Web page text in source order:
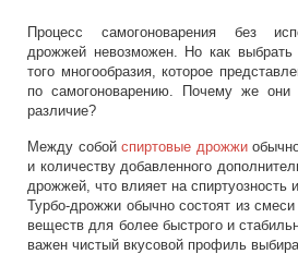
Процесс самогоноварения без
дрожжей невозможен. Но как
того многообразия, которое
по самогоноварению. Почему же
различие?
Между собойспиртовые дрожжи
и количеству добавленного
дрожжей, что влияет на спиртуозность
Турбо-дрожжи обычно состоят из
веществ для более быстрого и
важен чистый вкусовой профиль